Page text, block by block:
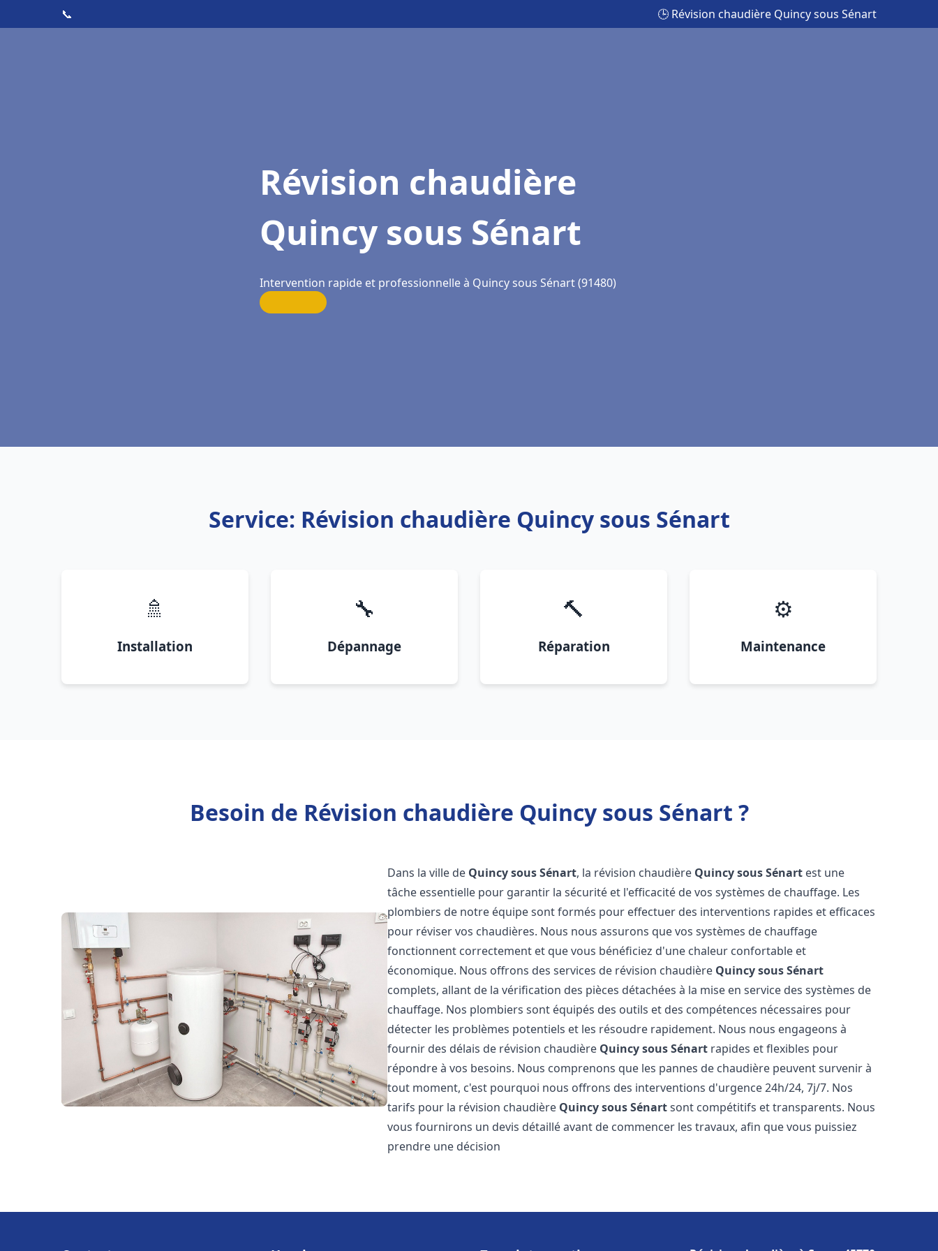
📞 🕒 Révision chaudière Quincy sous Sénart
Révision chaudière
Quincy sous Sénart
Intervention rapide et professionnelle à Quincy sous Sénart (91480)
Service: Révision chaudière Quincy sous Sénart
🚿
Installation
🔧
Dépannage
🔨
Réparation
⚙️
Maintenance
Besoin de Révision chaudière Quincy sous Sénart ?
Dans la ville de Quincy sous Sénart, la révision chaudière Quincy sous Sénart est une
tâche essentielle pour garantir la sécurité et l'efficacité de vos systèmes de chauffage. Les
plombiers de notre équipe sont formés pour effectuer des interventions rapides et efficaces
pour réviser vos chaudières. Nous nous assurons que vos systèmes de chauffage
fonctionnent correctement et que vous bénéficiez d'une chaleur confortable et
économique. Nous offrons des services de révision chaudière Quincy sous Sénart
complets, allant de la vérification des pièces détachées à la mise en service des systèmes de
chauffage. Nos plombiers sont équipés des outils et des compétences nécessaires pour
détecter les problèmes potentiels et les résoudre rapidement. Nous nous engageons à
fournir des délais de révision chaudière Quincy sous Sénart rapides et flexibles pour
répondre à vos besoins. Nous comprenons que les pannes de chaudière peuvent survenir à
tout moment, c'est pourquoi nous offrons des interventions d'urgence 24h/24, 7j/7. Nos
tarifs pour la révision chaudière Quincy sous Sénartsont compétitifs et transparents. Nous
vous fournirons un devis détaillé avant de commencer les travaux, afin que vous puissiez
prendre une décision